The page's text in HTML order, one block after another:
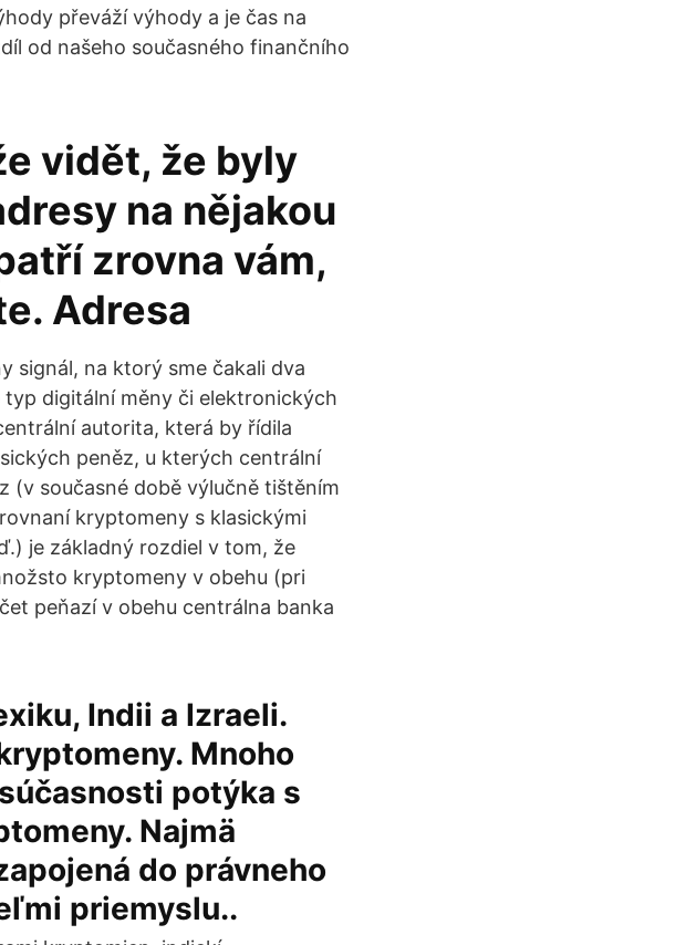
převáží výhody a je čas na
od našeho současného finančního
vidět, že byly
na nějakou
zrovna vám,
Adresa
signál, na ktorý sme čakali dva
digitální měny či elektronických
autorita, která by řídila
peněz, u kterých centrální
(v současné době výlučně tištěním
kryptomeny s klasickými
je základný rozdiel v tom, že
kryptomeny v obehu (pri
peňazí v obehu centrálna banka
Indii a Izraeli.
Mnoho
potýka s
Najmä
do právneho
priemyslu..